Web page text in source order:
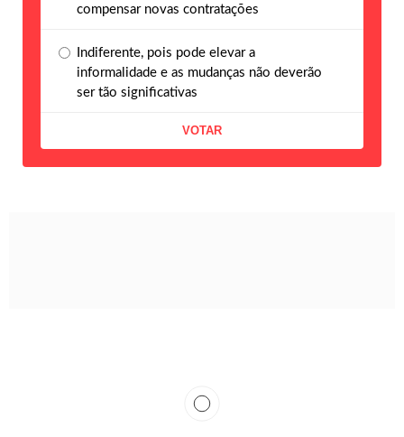
compensar novas contratações
Indiferente, pois pode elevar a
informalidade e as mudanças não deverão
ser tão significativas